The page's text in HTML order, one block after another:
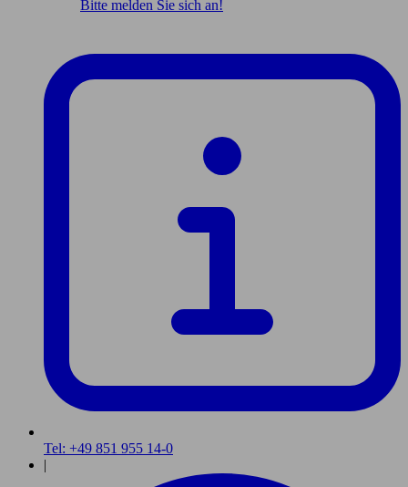
Bitte melden Sie sich an!
Tel: +49 851 955 14-0
|